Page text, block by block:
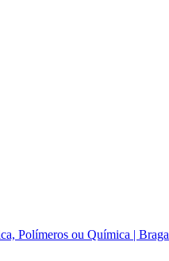
Polímeros ou Química | Braga